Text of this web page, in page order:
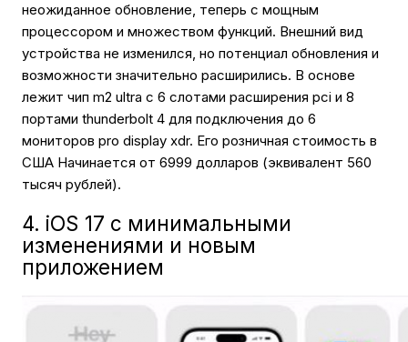
неожиданное обновление, теперь с мощным
процессором и множеством функций. Внешний вид
устройства не изменился, но потенциал обновления и
возможности значительно расширились. В основе
лежит чип m2 ultra с 6 слотами расширения pci и 8
портами thunderbolt 4 для подключения до 6
мониторов pro display xdr. Его розничная стоимость в
США Начинается от 6999 долларов (эквивалент 560
тысяч рублей).
4. iOS 17 c минимальными
изменениями и новым
приложением